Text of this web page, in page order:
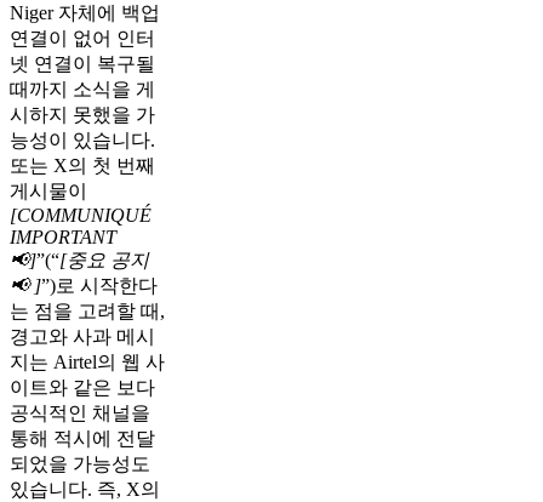
Niger 자체에 백업
연결이 없어 인터
넷 연결이 복구될
때까지 소식을 게
시하지 못했을 가
능성이 있습니다.
또는 X의 첫 번째
게시물이
[COMMUNIQUÉ
IMPORTANT
📢]”(“[중요 공지
📢 ]”)로 시작한다
는 점을 고려할 때,
경고와 사과 메시
지는 Airtel의 웹 사
이트와 같은 보다
공식적인 채널을
통해 적시에 전달
되었을 가능성도
있습니다. 즉, X의